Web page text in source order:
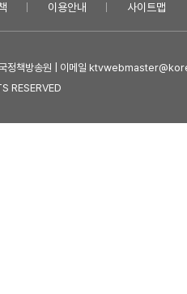
이용안내 사이트맵
정책방송원 | 이메일
RESERVED